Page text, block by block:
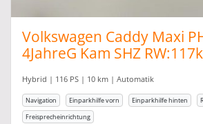
Volkswagen Caddy Maxi
4JahreG Kam SHZ
Hybrid | 116 PS | 10 km | Automatik
Navigation Einparkhilfe vorn Einparkhilfe hinten
Freisprecheinrichtung